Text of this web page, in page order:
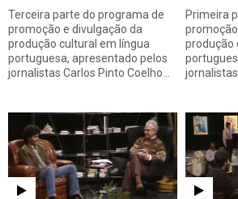
Terceira parte do programa de
promoção e divulgação da
produção cultural em língua
portuguesa, apresentado pelos
jornalistas Carlos Pinto Coelho…
Primeira
produção
jornalistas